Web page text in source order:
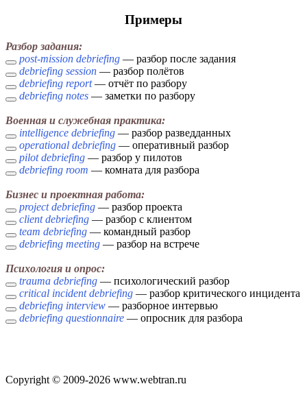
Примеры
Разбор задания:
post-mission debriefing — разбор после задания
debriefing session — разбор полётов
debriefing report— отчёт по разбору
debriefing notes — заметки по разбору
Военная и служебная практика:
intelligence debriefing — разбор разведданных
operational debriefing — оперативный разбор
pilot debriefing — разбор у пилотов
debriefing room — комната для разбора
Бизнес и проектная работа:
project debriefing — разбор проекта
client debriefing — разбор с клиентом
team debriefing — командный разбор
debriefing meeting — разбор на встрече
Психология и опрос:
trauma debriefing — психологический разбор
critical incident debriefing — разбор критического инцидента
debriefing interview — разборное интервью
debriefing questionnaire — опросник для разбора
Copyright © 2009-2026 www.webtran.ru